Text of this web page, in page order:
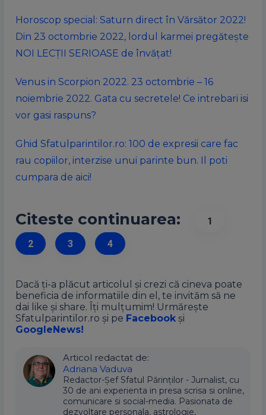
Horoscop special: Saturn direct în Vărsător 2022!
Din 23 octombrie 2022, lordul karmei pregătește
NOI LECȚII SERIOASE de învățat!
Venus in Scorpion 2022. 23 octombrie – 16
noiembrie 2022. Gata cu secretele! Ce intrebari isi
vor gasi raspuns?
Ghid Sfatulparintilor.ro: 100 de expresii care fac
rau copiilor, interzise unui parinte bun. Il poti
cumpara de aici!
Citeste continuarea:
1
2
3 4
Dacă ți-a plăcut articolul și crezi că cineva poate
beneficia de informatiile din el, te invităm să ne
dai like și share. Îți mulțumim! Urmărește
Sfatulparintilor.ro și pe Facebook și
GoogleNews!
Articol redactat de:
Adriana Vaduva
Redactor-Șef Sfatul Părinților - Jurnalist, cu
30 de ani experienta in presa scrisa si online,
comunicare si social-media. Pasionata de
dezvoltare personala, astrologie,